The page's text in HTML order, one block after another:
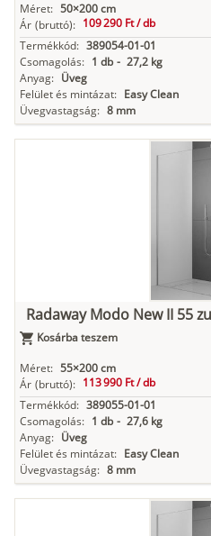
Méret: 50×200 cm
Ár (bruttó): 109 290 Ft /db
Termékkód: 389054-01-01
Csomagolás: 1 db - 27,2 kg
Anyag: Üveg
Felület és mintázat: Easy Clean
Üvegvastagság: 8 mm
Radaway Modo New II 55
Kosárba teszem
Méret: 55×200 cm
Ár (bruttó): 113 990 Ft /db
Termékkód: 389055-01-01
Csomagolás: 1 db - 27,6 kg
Anyag: Üveg
Felület és mintázat: Easy Clean
Üvegvastagság: 8 mm